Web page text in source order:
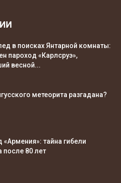
в поисках Янтарной комнаты:
пароход «Карлсруэ»,
весной...
метеорита разгадана?
«Армения»: тайна гибели
после 80 лет